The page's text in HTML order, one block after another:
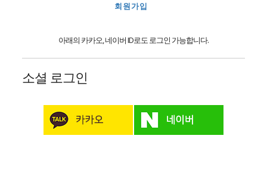
회원가입
아래의 카카오, 네이버 ID로도 로그인 가능합니다.
소셜 로그인